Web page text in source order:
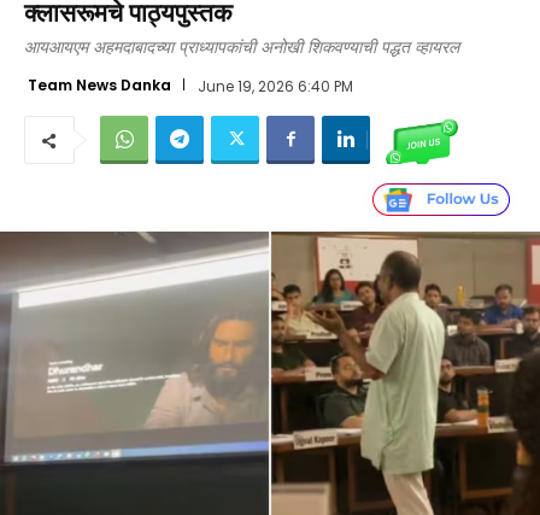
क्लासरूमचे पाठ्यपुस्तक
आयआयएम अहमदाबादच्या प्राध्यापकांची अनोखी शिकवण्याची पद्धत व्हायरल
Team News Danka June 19, 2026 6:40 PM